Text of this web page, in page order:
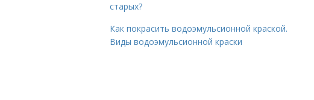
старых?
Как покрасить водоэмульсионной краской.
Виды водоэмульсионной краски